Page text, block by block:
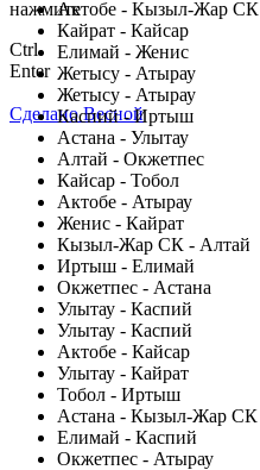
Актобе - Кызыл-Жар СК
Кайрат - Кайсар
Елимай - Женис
Жетысу - Атырау
Жетысу - Атырау
Каспий - Иртыш
Астана - Улытау
Алтай - Окжетпес
Кайсар - Тобол
Актобе - Атырау
Женис - Кайрат
Кызыл-Жар СК - Алтай
Иртыш - Елимай
Окжетпес - Астана
Улытау - Каспий
Улытау - Каспий
Актобе - Кайсар
Улытау - Кайрат
Тобол - Иртыш
Астана - Кызыл-Жар СК
Елимай - Каспий
Окжетпес - Атырау
нажмите
Ctrl
Enter
Сделано Весной